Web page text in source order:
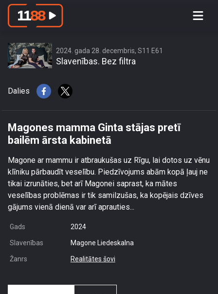
Magones mamma Ginta stājas pretī
2024. gada 28. decembris, S11 E61
Slavenības. Bez filtra
Dalies
Magones mamma Ginta stājas pretī
bailēm ārsta kabinetā
Magone ar mammu ir atbraukušas uz Rīgu, lai dotos uz vēnu
klīniku pārbaudīt veselību. Piedzīvojums abām kopā ļauj ne
tikai izrunāties, bet arī Magonei saprast, ka mātes
veselības problēmas ir tik samilzušas, ka kopējais dzīves
gājums vienā dienā var arī aprauties...
Gads 2024
Slavenības Magone Liedeskalna
Žanrs Realitātes šovi